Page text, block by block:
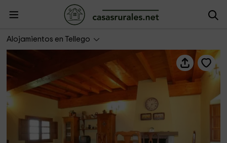
Alojamientos en Tellego